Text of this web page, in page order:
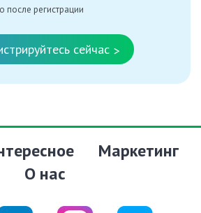
после регистрации
сейчас >
Маркетинг
О нас